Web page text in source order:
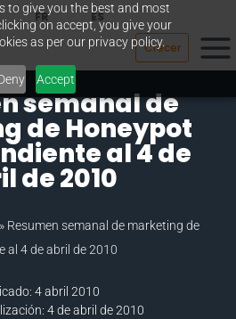
to give you the best and most
on accept, you give your
as per our privacy policy.
Accept
FR ES
Crecer
semanal de
de Honeypot
al 4 de
de 2010
» Resumen semanal de marketing de
al 4 de abril de 2010
4 abril 2010
4 de abril de 2010